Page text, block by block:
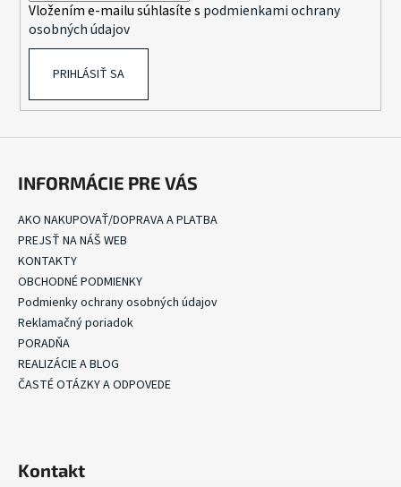
Vložením e-mailu súhlasíte s podmienkami ochrany
osobných údajov
PRIHLÁSIŤ SA
INFORMÁCIE PRE VÁS
AKO NAKUPOVAŤ/DOPRAVA A PLATBA
PREJSŤ NA NÁŠ WEB
KONTAKTY
OBCHODNÉ PODMIENKY
Podmienky ochrany osobných údajov
Reklamačný poriadok
PORADŇA
REALIZÁCIE A BLOG
ČASTÉ OTÁZKY A ODPOVEDE
Kontakt